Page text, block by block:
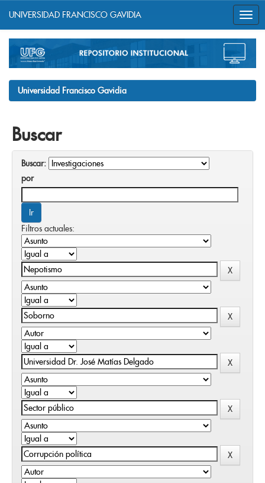
navigation
UNIVERSIDAD FRANCISCO GAVIDIA
Universidad Francisco Gavidia
Buscar
Buscar:
por
Filtros actuales: